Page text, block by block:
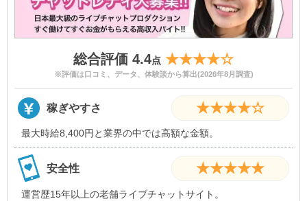
総合評価 4.4点 ★★★★☆
※評価は口コミ、データ、体験談から算出(2026年8月調査)
稼ぎやすさ ★★★★☆
最大時給8,400円と業界の中では高額な金額。
安全性 ★★★★★
運営歴15年以上の老舗ライブチャットサイト。